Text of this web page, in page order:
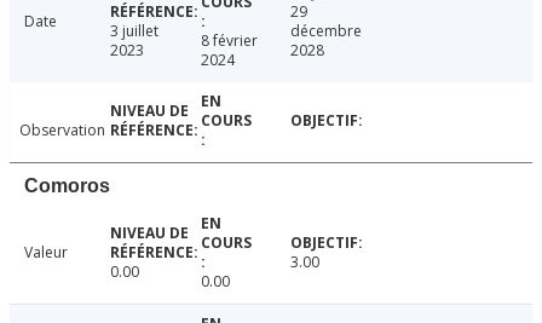
Date
3 juillet
2023
8 février
2024
29
décembre
2028
Observation
Comoros
Valeur
0.00
0.00
3.00